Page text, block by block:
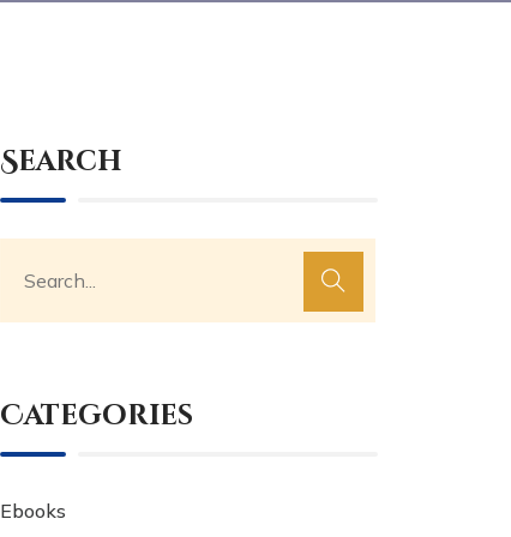
Search
Categories
Ebooks